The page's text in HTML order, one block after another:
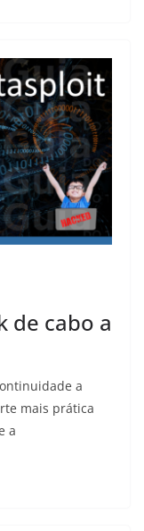
de cabo a
a
mais prática
a